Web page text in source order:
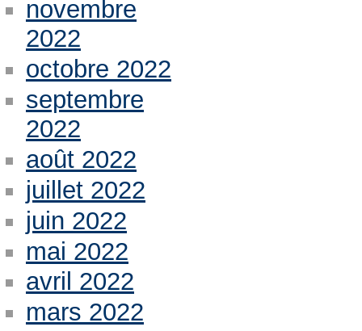
novembre
2022
octobre 2022
septembre
2022
août 2022
juillet 2022
juin 2022
mai 2022
avril 2022
mars 2022